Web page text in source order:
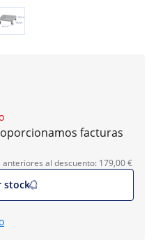
facturas
al descuento: 179,00 €
stock